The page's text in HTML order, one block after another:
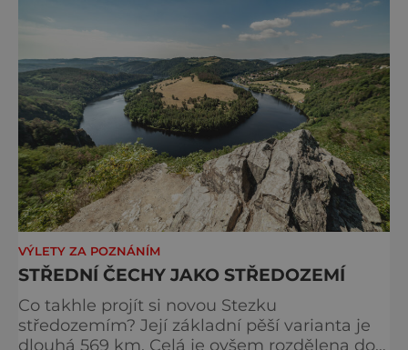
také, co formovalo skladatelovy hudební
začátky, a přibližuje prostředí, ve kter
VÝLETY ZA POZNÁNÍM
STŘEDNÍ ČECHY JAKO STŘEDOZEMÍ
Co takhle projít si novou Stezku
středozemím? Její základní pěší varianta je
dlouhá 569 km. Celá je ovšem rozdělena do